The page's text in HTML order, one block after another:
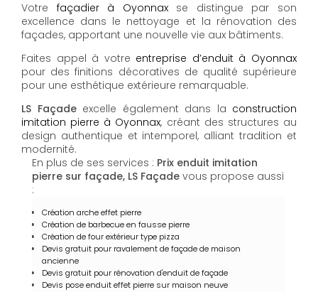
Votre façadier à Oyonnaxse distingue par son
excellence dans le nettoyage et la rénovation des
façades, apportant une nouvelle vie aux bâtiments.
Faites appel à votre entreprise d’enduit à Oyonnax
pour des finitions décoratives de qualité supérieure
pour une esthétique extérieure remarquable.
LS Façadeexcelle également dans la construction
imitation pierre à Oyonnax, créant des structures au
design authentique et intemporel, alliant tradition et
modernité.
En plus de ses services : Prix enduit imitation
pierre sur façade, LS Façade vous propose aussi
:
Création arche effet pierre
Création de barbecue en fausse pierre
Création de four extérieur type pizza
Devis gratuit pour ravalement de façade de maison
ancienne
Devis gratuit pour rénovation d'enduit de façade
Devis pose enduit effet pierre sur maison neuve